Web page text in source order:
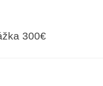
300€